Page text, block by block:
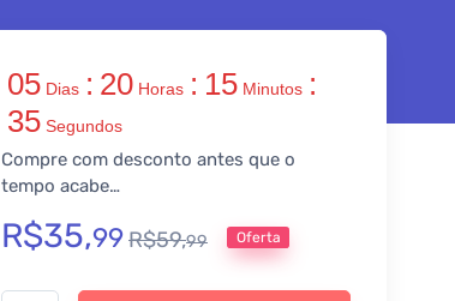
05 Dias : 20 Horas : 15 Minutos :
34 Segundos
Compre com desconto antes que o
tempo acabe…
R$35,99R$59,99 Oferta